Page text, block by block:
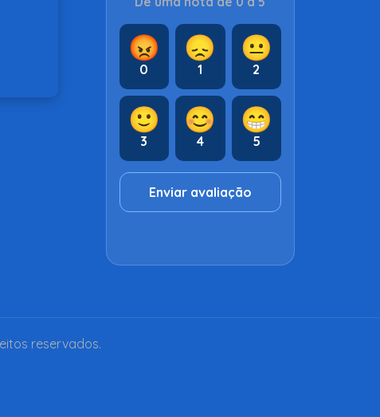
😡
0
😞
1
😐
2
🙂
3
😊
4
😁
5
Enviar avaliação
reservados.